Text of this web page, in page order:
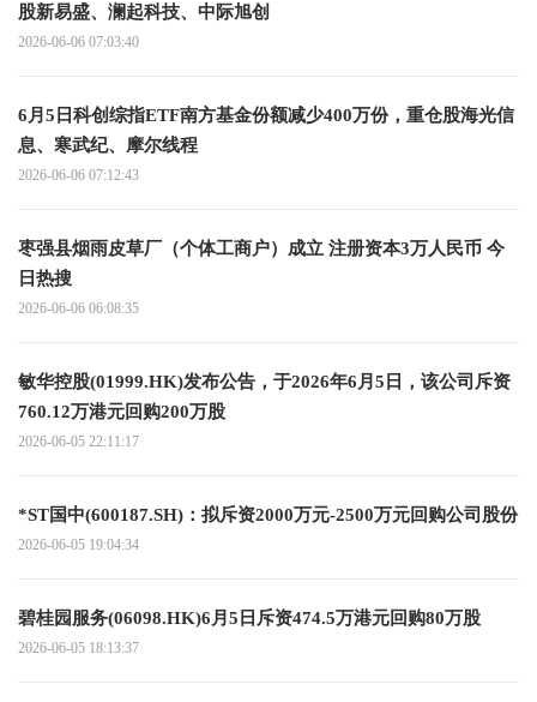
股新易盛、澜起科技、中际旭创
2026-06-06 07:03:40
6月5日科创综指ETF南方基金份额减少400万份，重仓股海光信
息、寒武纪、摩尔线程
2026-06-06 07:12:43
枣强县烟雨皮草厂（个体工商户）成立 注册资本3万人民币 今
日热搜
2026-06-06 06:08:35
敏华控股(01999.HK)发布公告，于2026年6月5日，该公司斥资
760.12万港元回购200万股
2026-06-05 22:11:17
*ST国中(600187.SH)：拟斥资2000万元-2500万元回购公司股份
2026-06-05 19:04:34
碧桂园服务(06098.HK)6月5日斥资474.5万港元回购80万股
2026-06-05 18:13:37